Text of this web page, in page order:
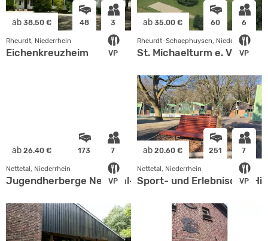
ab 38.50 € 48 3
VP
Rheurdt, Niederrhein
Eichenkreuzheim
ab 35.00 € 60 6
VP
Rheurdt-Schaephuysen, Niederrhein
St. Michaelturm e. V.
ab 26.40 € 173 7
VP
Nettetal, Niederrhein
Jugendherberge Nettetal-Hinsbeck
ab 20.60 € 251 7
VP
Nettetal, Niederrhein
Sport- und Erlebnisdorf